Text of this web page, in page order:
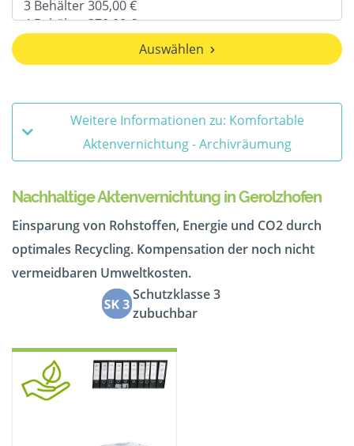
Auswählen
Weitere Informationen zu: Komfortable
Aktenvernichtung - Archivräumung
Nachhaltige Aktenvernichtung in Gerolzhofen
Einsparung von Rohstoffen, Energie und CO2 durch
optimales Recycling. Kompensation der noch nicht
vermeidbaren Umweltkosten.
Schutzklasse 3
zubuchbar